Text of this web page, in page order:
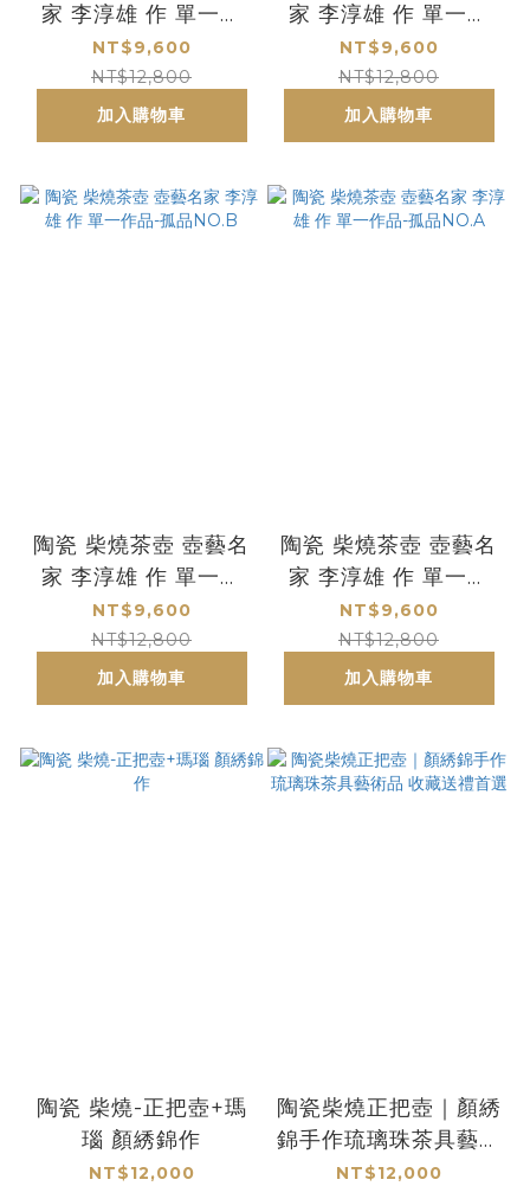
家 李淳雄 作 單一作
品-孤品NO.E
NT$9,600
NT$12,800
加入購物車
家 李淳雄 作 單一作
品-孤品NO.D
NT$9,600
NT$12,800
加入購物車
陶瓷 柴燒茶壺 壺藝名
家 李淳雄 作 單一作
品-孤品NO.B
NT$9,600
NT$12,800
加入購物車
陶瓷 柴燒茶壺 壺藝名
家 李淳雄 作 單一作
品-孤品NO.A
NT$9,600
NT$12,800
加入購物車
陶瓷 柴燒-正把壺+瑪
瑙 顏綉錦作
NT$12,000
陶瓷柴燒正把壺｜顏綉
錦手作琉璃珠茶具藝術
品 收藏送禮首選
NT$12,000